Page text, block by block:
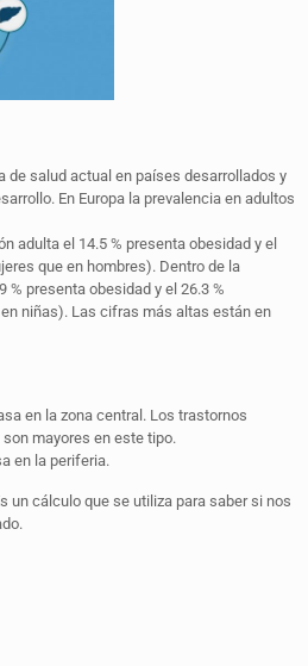
de salud actual en países desarrollados y
En Europa la prevalencia en adultos
adulta el 14.5 % presenta obesidad y el
que en hombres). Dentro de la
% presenta obesidad y el 26.3 %
niñas). Las cifras más altas están en
en la zona central. Los trastornos
mayores en este tipo.
en la periferia.
un cálculo que se utiliza para saber si nos